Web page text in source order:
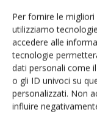
Per fornire le
utilizziamo
accedere alle
tecnologie
dati personali come
o gli ID univoci su
personalizzati. Non
influire
Salva il mio
prossima volta che